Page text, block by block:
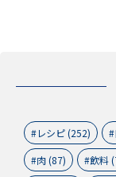
レシピ (252)
肉 (87)
飲料